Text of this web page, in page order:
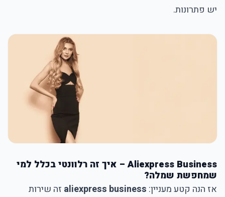
יש פתרונות.
Aliexpress Business – איך זה רלוונטי בכלל למי
שמחפשת שמלה?
אז הנה קטע מעניין: aliexpress business זה שירות